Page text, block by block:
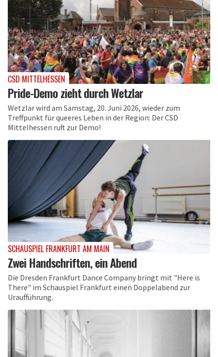
CSD MITTELHESSEN
Pride-Demo zieht durch Wetzlar
Wetzlar wird am Samstag, 20. Juni 2026, wieder zum
Treffpunkt für queeres Leben in der Region: Der CSD
Mittelhessen ruft zur Demo!
SCHAUSPIEL FRANKFURT AM MAIN
Zwei Handschriften, ein Abend
Die Dresden Frankfurt Dance Company bringt mit "Here is
There" im Schauspiel Frankfurt einen Doppelabend zur
Uraufführung.